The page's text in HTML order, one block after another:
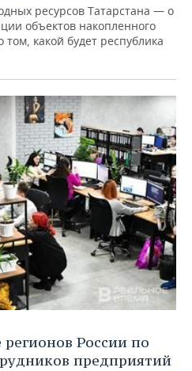
ресурсов Татарстана — о
объектов накопленного
какой будет республика
регионов России по
предприятий